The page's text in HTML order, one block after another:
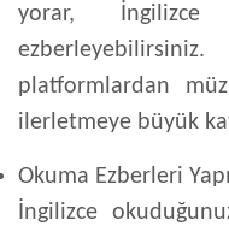
yorar,
platformlardan
ilerletmeye büyük
Okuma Ezberleri
İngilizce